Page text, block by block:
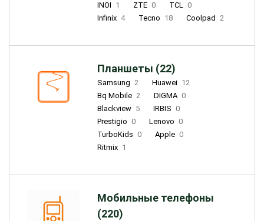
INOI 1 ZTE 0 TCL 0
Infinix 4 Tecno 18 Coolpad 2
Планшеты (22)
Samsung 2 Huawei 12
Bq Mobile 2 DIGMA 0
Blackview 5 IRBIS 0
Prestigio 0 Lenovo 0
TurboKids 0 Apple 0
Ritmix 1
Мобильные телефоны
(220)